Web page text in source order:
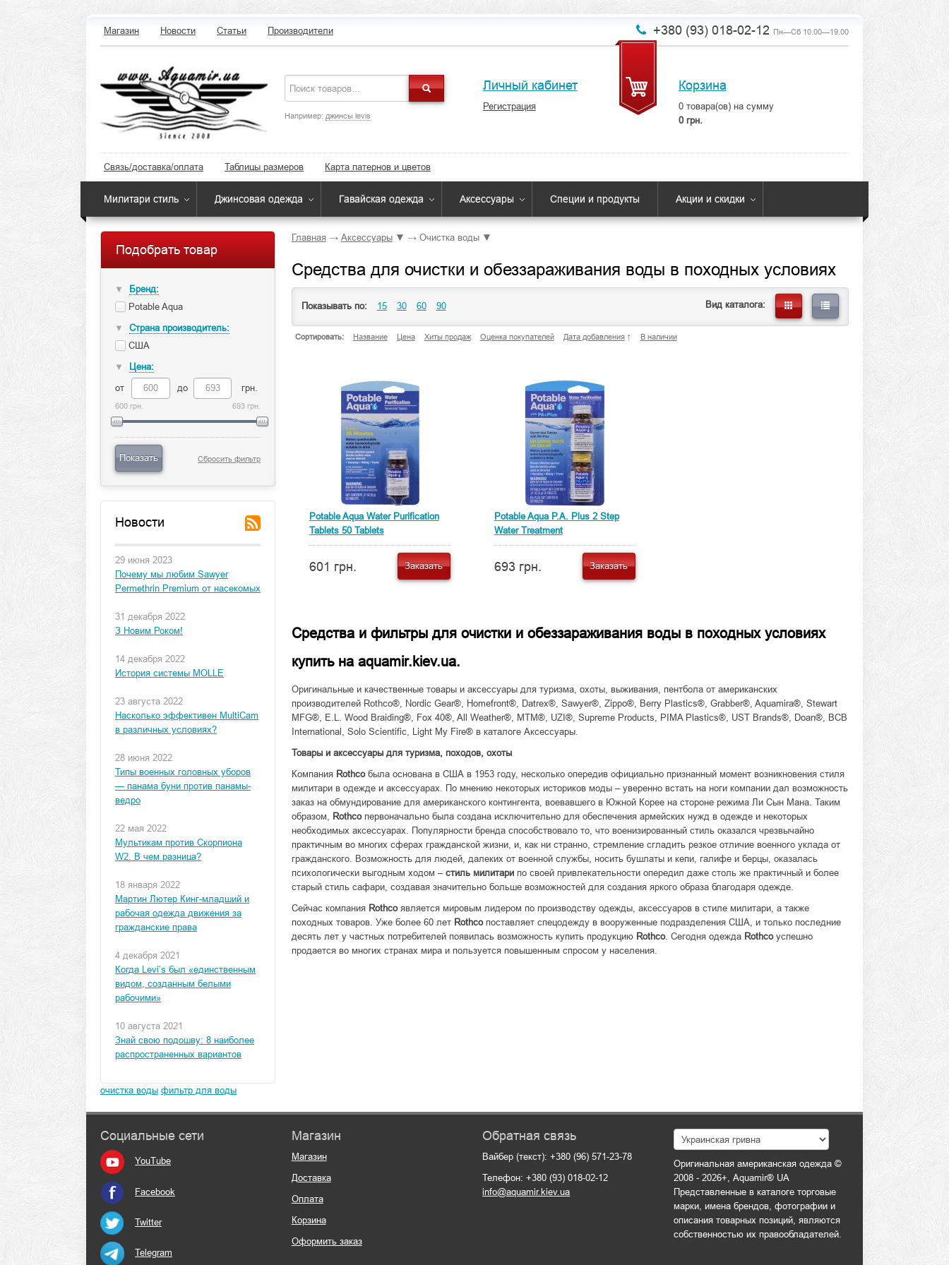
Магазин Новости Статьи Производители +380 (93) 018-02-12 Пн—Сб 10.00—19.00
Например: джинсы levis
Личный кабинет
Регистрация
Корзина
0товара(ов) на сумму
0 грн.
Связь/доставка/оплата Таблицы размеров Карта патернов и цветов
Милитари стиль Джинсовая одежда Гавайская одежда Аксессуары Специи и продукты Акции и скидки
Подобрать товар
▼
Бренд:
Potable Aqua
▼
Страна производитель:
США
▼
Цена:
от
до грн.
600 грн. 693 грн.
Показать Сбросить фильтр
Новости
29 июня 2023
Почему мы любим Sawyer
Permethrin Premium от насекомых
31 декабря 2022
З Новим Роком!
14 декабря 2022
История системы MOLLE
23 августа 2022
Насколько эффективен MultiCam
в различных условиях?
28 июня 2022
Типы военных головных уборов
— панама буни против панамы-
ведро
22 мая 2022
Мультикам против Скорпиона
W2. В чем разница?
18 января 2022
Мартин Лютер Кинг-младший и
рабочая одежда движения за
гражданские права
4 декабря 2021
Когда Levi’s был «единственным
видом, созданным белыми
рабочими»
10 августа 2021
Знай свою подошву: 8 наиболее
распространенных вариантов
очистка воды фильтр для воды
Главная → Аксессуары ▼ → Очистка воды ▼
Средства для очистки и обеззараживания воды в походных условиях
Показывать по: 15 30 60 90 Вид каталога:
Сортировать: Название Цена Хиты продаж Оценка покупателей Дата добавления↑ В наличии
Potable Aqua Water Purification
Tablets 50 Tablets
601 грн. Заказать
Potable Aqua P.A. Plus 2 Step
Water Treatment
693 грн. Заказать
Средства и фильтры для очистки и обеззараживания воды в походных условиях
купить на aquamir.kiev.ua.
Оригинальные и качественные товары и аксессуары для туризма, охоты, выживания, пентбола от американских
производителей Rothco®, Nordic Gear®, Homefront®, Datrex®, Sawyer®, Zippo®, Berry Plastics®, Grabber®, Aquamira®, Stewart
MFG®, E.L. Wood Braiding®, Fox 40®, All Weather®, MTM®, UZI®, Supreme Products, PIMA Plastics®, UST Brands®, Doan®, BCB
International, Solo Scientific, Light My Fire® в каталоге Аксессуары.
Товары и аксессуары для туризма, походов, охоты
Компания Rothcoбыла основана в США в 1953 году, несколько опередив официально признанный момент возникновения стиля
милитари в одежде и аксессуарах. По мнению некоторых историков моды – уверенно встать на ноги компании дал возможность
заказ на обмундирование для американского контингента, воевавшего в Южной Корее на стороне режима Ли Сын Мана. Таким
образом, Rothcoпервоначально была создана исключительно для обеспечения армейских нужд в одежде и некоторых
необходимых аксессуарах. Популярности бренда способствовало то, что военизированный стиль оказался чрезвычайно
практичным во многих сферах гражданской жизни, и, как ни странно, стремление сгладить резкое отличие военного уклада от
гражданского. Возможность для людей, далеких от военной службы, носить бушлаты и кепи, галифе и берцы, оказалась
психологически выгодным ходом – стиль милитарипо своей привлекательности опередил даже столь же практичный и более
старый стиль сафари, создавая значительно больше возможностей для создания яркого образа благодаря одежде.
Сейчас компания Rothcoявляется мировым лидером по производству одежды, аксессуаров в стиле милитари, а также
походных товаров. Уже более 60 лет Rothcoпоставляет спецодежду в вооруженные подразделения США, и только последние
десять лет у частных потребителей появилась возможность купить продукцию Rothco. Сегодня одежда Rothcoуспешно
продается во многих странах мира и пользуется повышенным спросом у населения.
Социальные сети
YouTube
Facebook
Twitter
Telegram
Магазин
Магазин
Доставка
Оплата
Корзина
Оформить заказ
Обратная связь
Вайбер (текст): +380 (96) 571-23-78
Телефон: +380 (93) 018-02-12
info@aquamir.kiev.ua
Оригинальная американская одежда ©
2008 - 2026+, Aquamir® UA
Представленные в каталоге торговые
марки, имена брендов, фотографии и
описания товарных позиций, являются
собственностью их правообладателей.